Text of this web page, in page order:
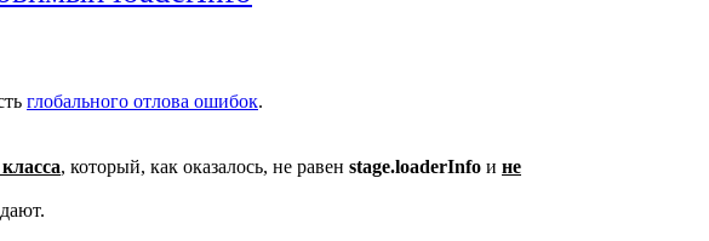
глобального отлова ошибок.
, который, как оказалось, не равен stage.loaderInfo и не